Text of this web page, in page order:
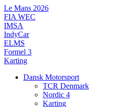
Videre
til
indhold
Le Mans 2026
FIA WEC
IMSA
IndyCar
ELMS
Formel 3
Karting
Dansk Motorsport
TCR Denmark
Nordic 4
Karting